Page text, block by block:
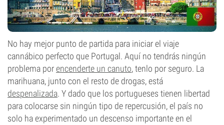
No hay mejor punto de partida para iniciar el viaje
cannábico perfecto que Portugal. Aquí no tendrás ningún
problema porencenderte un canuto, tenlo por seguro. La
marihuana, junto con el resto de drogas, está
despenalizada. Y dado que los portugueses tienen libertad
para colocarse sin ningún tipo de repercusión, el país no
solo ha experimentado un descenso importante en el